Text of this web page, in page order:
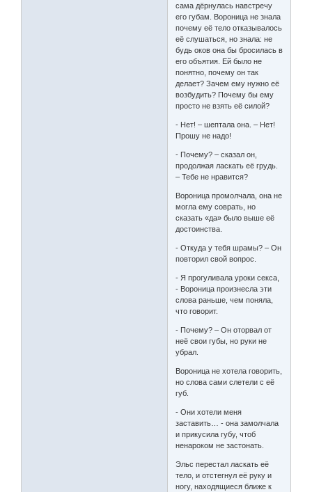
сама дёрнулась навстречу
его губам. Вороница не знала
почему её тело отказывалось
её слушаться, но знала: не
будь оков она бы бросилась в
его объятия. Ей было не
понятно, почему он так
делает? Зачем ему нужно её
возбудить? Почему бы ему
просто не взять её силой?
- Нет! – шептала она. – Нет!
Прошу не надо!
- Почему? – сказал он,
продолжая ласкать её грудь.
– Тебе не нравится?
Вороница промолчала, она не
могла ему соврать, но
сказать «да» было выше её
достоинства.
- Откуда у тебя шрамы? – Он
повторил свой вопрос.
- Я прогуливала уроки секса,
- Вороница произнесла эти
слова раньше, чем поняла,
что говорит.
- Почему? – Он оторвал от
неё свои губы, но руки не
убрал.
Вороница не хотела говорить,
но слова сами слетели с её
губ.
- Они хотели меня
заставить… - она замолчала
и прикусила губу, чтоб
ненароком не застонать.
Эльс перестал ласкать её
тело, и отстегнул её руку и
ногу, находящиеся ближе к